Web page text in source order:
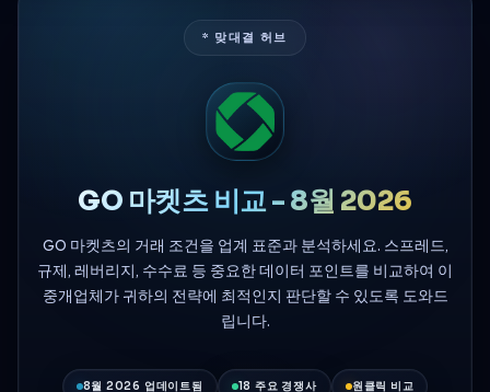
* 맞대결 허브
GO 마켓츠 비교 - 8월 2026
GO 마켓츠의 거래 조건을 업계 표준과 분석하세요. 스프레드,
규제, 레버리지, 수수료 등 중요한 데이터 포인트를 비교하여 이
중개업체가 귀하의 전략에 최적인지 판단할 수 있도록 도와드
립니다.
8월 2026 업데이트됨 18 주요 경쟁사 원클릭 비교